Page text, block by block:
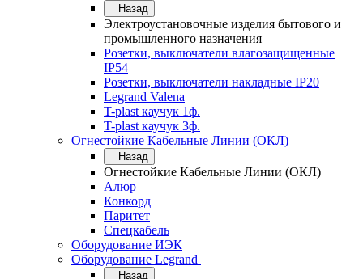
Назад
Электроустановочные изделия бытового и
промышленного назначения
Розетки, выключатели влагозащищенные
IP54
Розетки, выключатели накладные IP20
Legrand Valena
T-plast каучук 1ф.
T-plast каучук 3ф.
Огнестойкие Кабельные Линии (ОКЛ)
Назад
Огнестойкие Кабельные Линии (ОКЛ)
Алюр
Конкорд
Паритет
Спецкабель
Оборудование ИЭК
Оборудование Legrand
Назад